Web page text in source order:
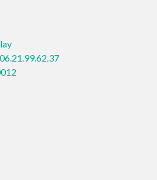
06.21.99.62.37